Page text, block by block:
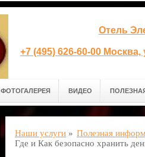
Отель
+7 (495) 626-60-00
ФОТОГАЛЕРЕЯ ВИДЕО
Наши услуги » Полезная
Где и Как безопасно хранить